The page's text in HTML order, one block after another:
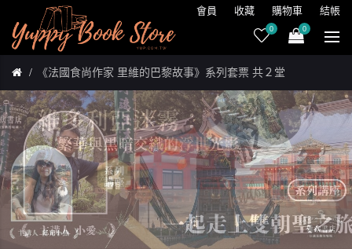
會員 收藏 購物車 結帳
0 0
《法國食尚作家 里維的巴黎故事》系列套票 共２堂